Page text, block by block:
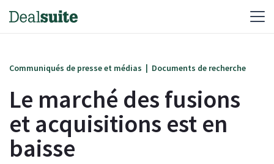
Communiqués de presse et médias | Documents de recherche
Le marché des fusions
et acquisitions est en
baisse